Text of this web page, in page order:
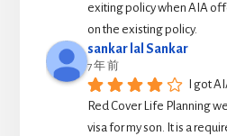
exiting policy when AIA
on the existing policy.
sankar lal Sankar
7 年 前
I got
Red Cover Life Planning
visa for my son. It is a